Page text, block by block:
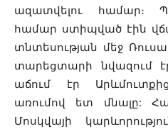
ազատվելու համար։
համար ստիպված էին
տնտեսության մեջ
տարեցտարի նվազում
աճում էր
առումով ետ մնալը:
Մոսկվայի